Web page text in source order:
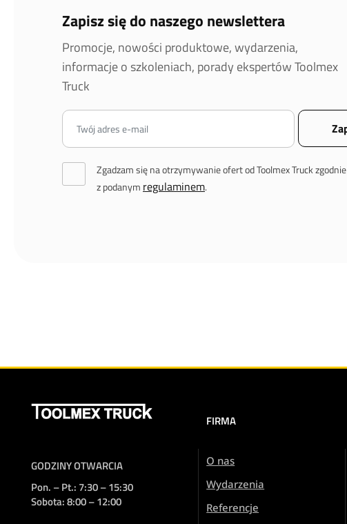
Zapisz się do naszego newslettera
Promocje, nowości produktowe, wydarzenia,
informacje o szkoleniach, porady ekspertów Toolmex
Truck
Zgadzam się na otrzymywanie ofert od Toolmex Truck zgodnie
z podanym regulaminem.
GODZINY OTWARCIA
Pon. – Pt.: 7:30 – 15:30
Sobota: 8:00 – 12:00
FIRMA
O nas
Wydarzenia
Referencje